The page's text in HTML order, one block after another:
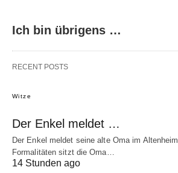
Ich bin übrigens …
RECENT POSTS
Witze
Der Enkel meldet …
Der Enkel meldet seine alte Oma im
Formalitäten sitzt die Oma…
14 Stunden ago